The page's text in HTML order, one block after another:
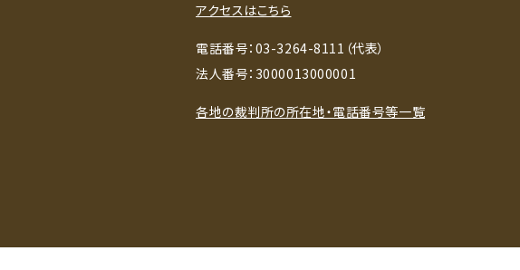
アクセスはこちら
電話番号：03-3264-8111（代表）
法人番号：3000013000001
各地の裁判所の所在地・電話番号等一覧